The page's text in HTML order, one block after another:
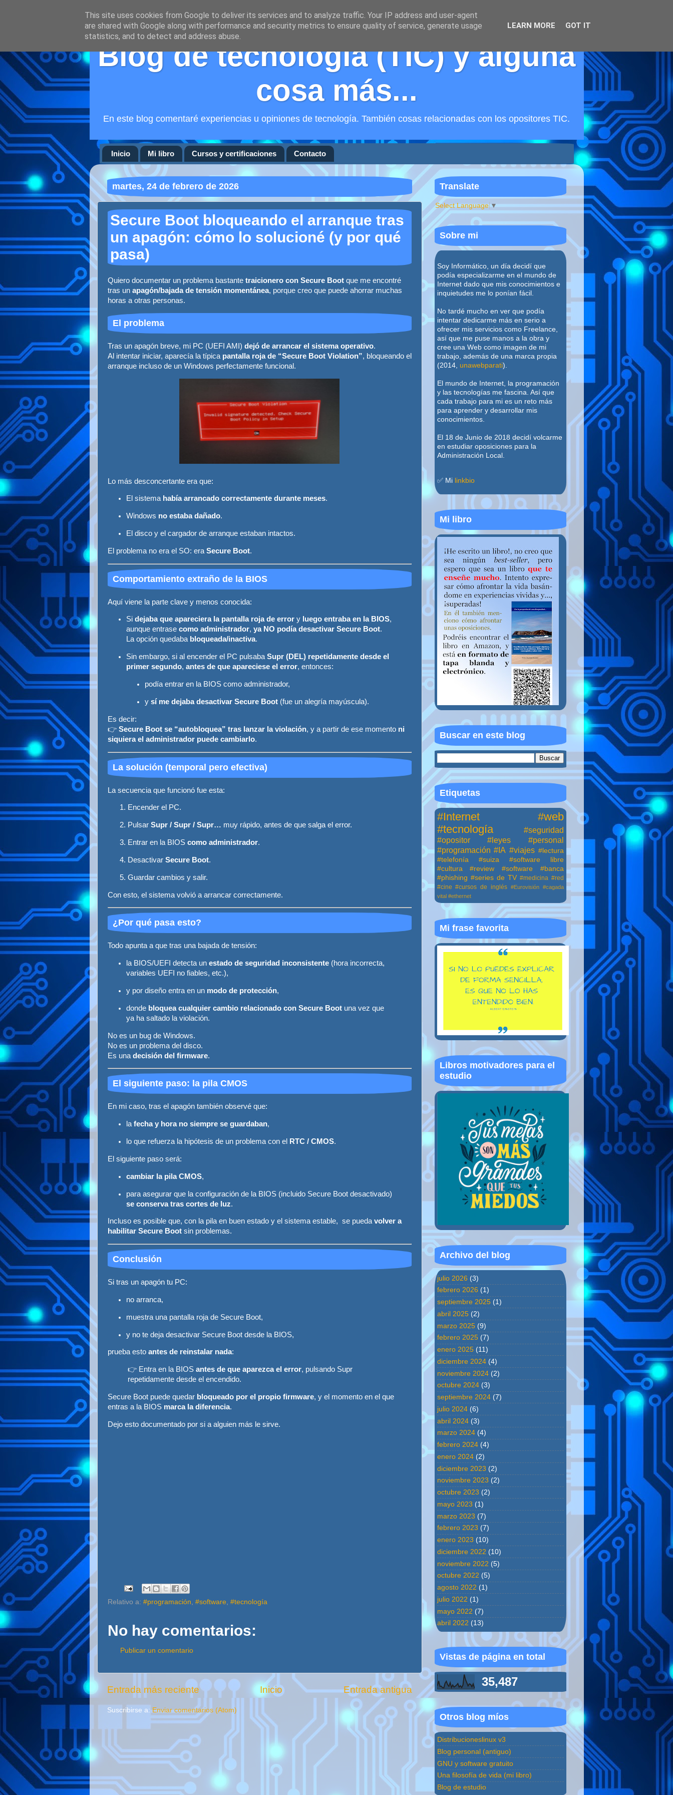
Blog de tecnología (TIC) y alguna
cosa más...
En este blog comentaré experiencias u opiniones de tecnología. También cosas relacionadas con los opositores TIC.
Inicio Mi libro Cursos y certificaciones Contacto
martes, 24 de febrero de 2026
Secure Boot bloqueando el arranque tras
un apagón: cómo lo solucioné (y por qué
pasa)
Quiero documentar un problema bastante traicionero con Secure Bootque me encontré
tras un apagón/bajada de tensión momentánea, porque creo que puede ahorrar muchas
horas a otras personas.
El problema
Tras un apagón breve, mi PC (UEFI AMI) dejó de arrancar el sistema operativo.
Al intentar iniciar, aparecía la típica pantalla roja de “Secure Boot Violation”, bloqueando el
arranque incluso de un Windows perfectamente funcional.
Lo más desconcertante era que:
El sistema había arrancado correctamente durante meses.
Windows no estaba dañado.
El disco y el cargador de arranque estaban intactos.
El problema no era el SO: era Secure Boot.
Comportamiento extraño de la BIOS
Aquí viene la parte clave y menos conocida:
Si dejaba que apareciera la pantalla roja de errory luego entraba en la BIOS,
aunque entrase como administrador, ya NO podía desactivar Secure Boot.
La opción quedaba bloqueada/inactiva.
Sin embargo, si al encender el PC pulsabaSupr (DEL) repetidamente desde el
primer segundo, antes de que apareciese el error, entonces:
podía entrar en la BIOS como administrador,
y sí me dejaba desactivar Secure Boot(fue un alegría mayúscula).
Es decir:
👉 Secure Boot se “autobloquea” tras lanzar la violación, y a partir de ese momento ni
siquiera el administrador puede cambiarlo.
La solución (temporal pero efectiva)
La secuencia que funcionó fue esta:
Encender el PC.
Pulsar Supr / Supr / Supr… muy rápido, antes de que salga el error.
Entrar en la BIOS como administrador.
Desactivar Secure Boot.
Guardar cambios y salir.
Con esto, el sistema volvió a arrancar correctamente.
¿Por qué pasa esto?
Todo apunta a que tras una bajada de tensión:
la BIOS/UEFI detecta un estado de seguridad inconsistente(hora incorrecta,
variables UEFI no fiables, etc.),
y por diseño entra en un modo de protección,
donde bloquea cualquier cambio relacionado con Secure Bootuna vez que
ya ha saltado la violación.
No es un bug de Windows.
No es un problema del disco.
Es una decisión del firmware.
El siguiente paso: la pila CMOS
En mi caso, tras el apagón también observé que:
la fecha y hora no siempre se guardaban,
lo que refuerza la hipótesis de un problema con el RTC / CMOS.
El siguiente paso será:
cambiar la pila CMOS,
para asegurar que la configuración de la BIOS (incluido Secure Boot desactivado)
se conserva tras cortes de luz.
Incluso es posible que, con la pila en buen estado y el sistema estable, se puedavolver a
habilitar Secure Bootsin problemas.
Conclusión
Si tras un apagón tu PC:
no arranca,
muestra una pantalla roja de Secure Boot,
y no te deja desactivar Secure Boot desde la BIOS,
prueba esto antes de reinstalar nada:
👉 Entra en la BIOS antes de que aparezca el error, pulsando Supr
repetidamente desde el encendido.
Secure Boot puede quedar bloqueado por el propio firmware, y el momento en el que
entras a la BIOS marca la diferencia.
Dejo esto documentado por si a alguien más le sirve.
Relativo a: #programación, #software, #tecnología
No hay comentarios:
Publicar un comentario
Entrada más reciente Entrada antigua
Inicio
Suscribirse a:Enviar comentarios (Atom)
Translate
Select Language ▼
Sobre mi
Soy Informático, un día decidí que
podía especializarme en el mundo de
Internet dado que mis conocimientos e
inquietudes me lo ponían fácil.
No tardé mucho en ver que podía
intentar dedicarme más en serio a
ofrecer mis servicios como Freelance,
así que me puse manos a la obra y
cree una Web como imagen de mi
trabajo, además de una marca propia
(2014, unawebparati).
El mundo de Internet, la programación
y las tecnologías me fascina. Así que
cada trabajo para mi es un reto más
para aprender y desarrollar mis
conocimientos.
El 18 de Junio de 2018 decidí volcarme
en estudiar oposiciones para la
Administración Local.
✅ Mi linkbio
Mi libro
Buscar en este blog
Etiquetas
#Internet
#web
#tecnología
#seguridad
#opositor
#leyes
#personal
#programación #IA #viajes #lectura
#telefonía
#suiza
#software libre
#cultura
#review #software
#banca
#phishing #series de TV #medicina #red
#cine #cursos de inglés #Eurovisión
#cagada
vital #ethernet
Mi frase favorita
Libros motivadores para el
estudio
Archivo del blog
julio 2026 (3)
febrero 2026 (1)
septiembre 2025(1)
abril 2025(2)
marzo 2025(9)
febrero 2025(7)
enero 2025(11)
diciembre 2024(4)
noviembre 2024(2)
octubre 2024(3)
septiembre 2024(7)
julio 2024(6)
abril 2024(3)
marzo 2024(4)
febrero 2024(4)
enero 2024(2)
diciembre 2023 (2)
noviembre 2023 (2)
octubre 2023 (2)
mayo 2023 (1)
marzo 2023 (7)
febrero 2023 (7)
enero 2023 (10)
diciembre 2022 (10)
noviembre 2022 (5)
octubre 2022 (5)
agosto 2022 (1)
julio 2022 (1)
mayo 2022 (7)
abril 2022 (13)
Vistas de página en total
35,487
Otros blog míos
Distribucioneslinux v3
Blog personal (antiguo)
GNU y software gratuito
Una filosofía de vida (mi libro)
Blog de estudio
This site uses cookies from Google to deliver its services and to analyze traffic. Your IP address and user-agent
are shared with Google along with performance and security metrics to ensure quality of service, generate usage
statistics, and to detect and address abuse.
LEARN MORE GOT IT